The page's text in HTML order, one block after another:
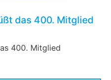
das 400. Mitglied
400. Mitglied